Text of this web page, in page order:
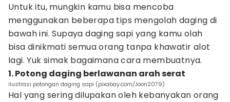
Untuk itu, mungkin kamu bisa mencoba
menggunakan beberapa tips mengolah daging di
bawah ini. Supaya daging sapi yang kamu olah
bisa dinikmati semua orang tanpa khawatir alot
lagi. Yuk simak bagaimana cara membuatnya.
1. Potong daging berlawanan arah serat
ilustrasi potongan daging sapi (pixabay.com/Joon2079)
Hal yang sering dilupakan oleh kebanyakan orang